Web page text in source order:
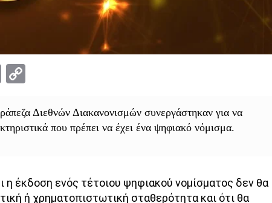
Email
Διεθνών Διακανονισμών συνεργάστηκαν για να
που πρέπει να έχει ένα ψηφιακό νόμισμα.
η έκδοση ενός τέτοιου ψηφιακού νομίσματος δεν θα
ή χρηματοπιστωτική σταθερότητα και ότι θα